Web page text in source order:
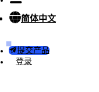
简体中文
提交产品
登录